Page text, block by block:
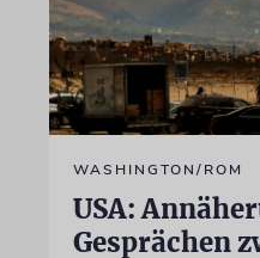
WASHINGTON/ROM
USA:
Gesprächen